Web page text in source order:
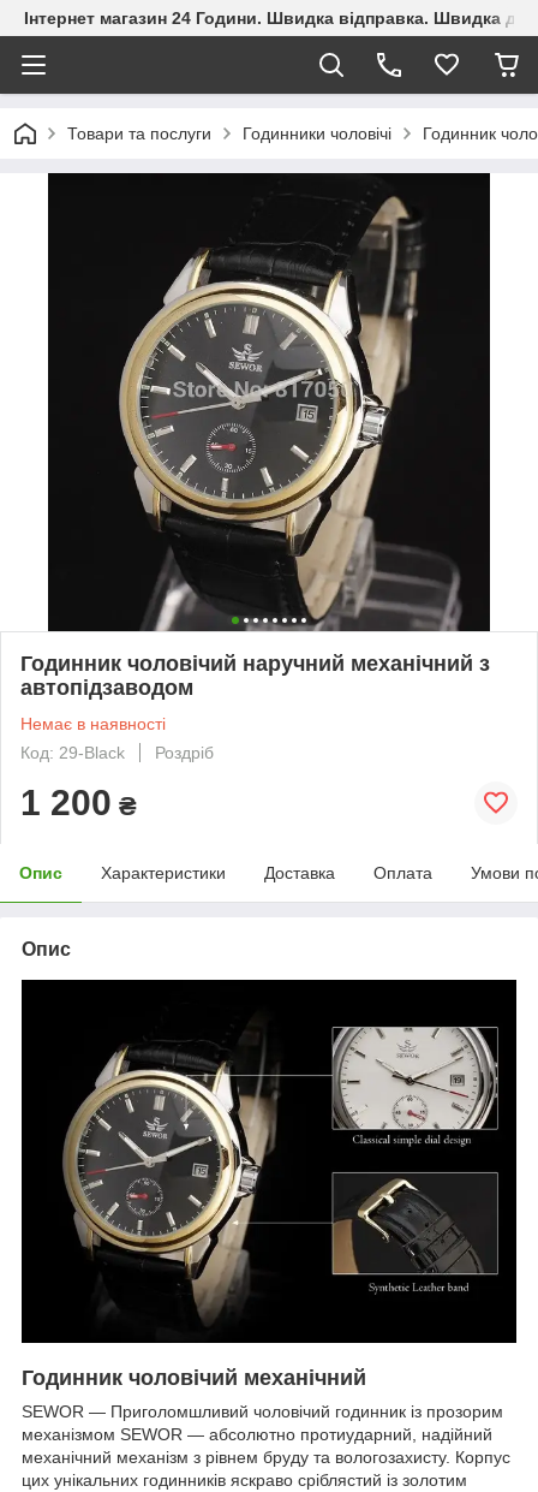
Інтернет магазин 24 Години. Швидка відправка. Швидка
Товари та послуги Годинники чоловічі Годинник
Годинник чоловічий наручний механічний з
автопідзаводом
Немає в наявності
Код: 29-Black
Роздріб
1 200 ₴
Опис Характеристики Доставка Оплата Умови
Опис
Годинник чоловічий механічний
SEWOR — Приголомшливий чоловічий годинник із прозорим
механізмом SEWOR — абсолютно протиударний, надійний
механічний механізм з рівнем бруду та вологозахисту. Корпус
цих унікальних годинників яскраво сріблястий із золотим